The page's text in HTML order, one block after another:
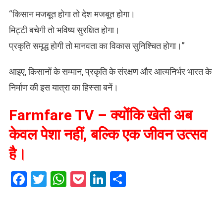
“किसान मजबूत होगा तो देश मजबूत होगा।
मिट्टी बचेगी तो भविष्य सुरक्षित होगा।
प्रकृति समृद्ध होगी तो मानवता का विकास सुनिश्चित होगा।”
आइए, किसानों के सम्मान, प्रकृति के संरक्षण और आत्मनिर्भर भारत के
निर्माण की इस यात्रा का हिस्सा बनें।
Farmfare TV – क्योंकि खेती अब
केवल पेशा नहीं, बल्कि एक जीवन उत्सव
है।
Facebook
Twitter
WhatsApp
PocketLinkedIn
Share